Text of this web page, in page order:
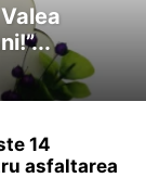
14
asfaltarea